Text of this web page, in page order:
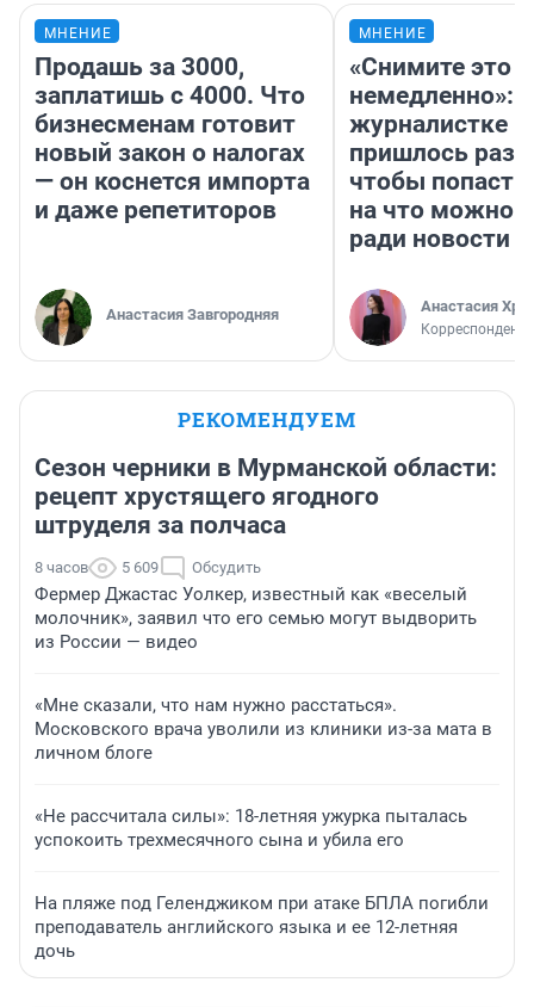
МНЕНИЕ
Продашь за 3000,
заплатишь с 4000. Что
бизнесменам готовит
новый закон о налогах
— он коснется импорта
и даже репетиторов
Анастасия Завгородняя
МНЕНИЕ
«Снимите это
немедленно»:
журналистке
пришлось
чтобы попасть
на что можно
ради новости
Анастасия
Корреспондент
РЕКОМЕНДУЕМ
Сезон черники в Мурманской области:
рецепт хрустящего ягодного
штруделя за полчаса
8 часов 5 609 Обсудить
Фермер Джастас Уолкер, известный как «веселый
молочник», заявил что его семью могут выдворить
из России — видео
«Мне сказали, что нам нужно расстаться».
Московского врача уволили из клиники из-за мата в
личном блоге
«Не рассчитала силы»: 18-летняя ужурка пыталась
успокоить трехмесячного сына и убила его
На пляже под Геленджиком при атаке БПЛА погибли
преподаватель английского языка и ее 12-летняя
дочь